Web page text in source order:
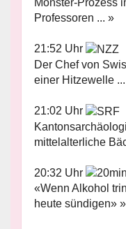
Monster-Prozess
Professoren ... »
21:52 Uhr
Der Chef von
einer Hitzewelle
21:02 Uhr
mittelalterliche
20:32 Uhr
«Wenn Alkohol
heute sündigen» »